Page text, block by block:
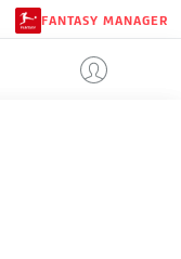
FANTASY MANAGER